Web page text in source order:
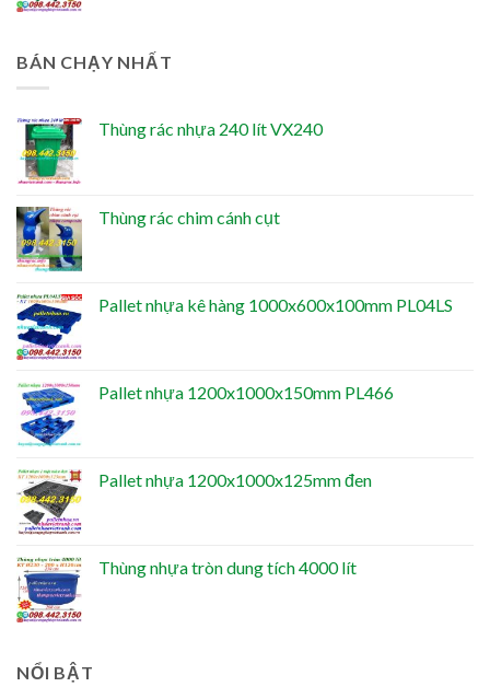
BÁN CHẠY NHẤT
Thùng rác nhựa 240 lít VX240
Thùng rác chim cánh cụt
Pallet nhựa kê hàng 1000x600x100mm PL04LS
Pallet nhựa 1200x1000x150mm PL466
Pallet nhựa 1200x1000x125mm đen
Thùng nhựa tròn dung tích 4000 lít
NỔI BẬT